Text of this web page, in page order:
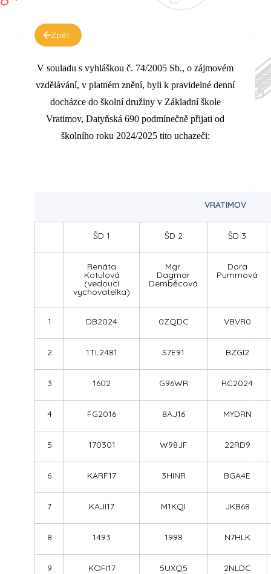
Zpět
V souladu s vyhláškou č. 74/2005 Sb., o zájmovém
vzdělávání, v platném znění, byli k pravidelné denní
docházce do školní družiny v Základní škole
Vratimov, Datyňská 690 podmínečně přijati od
školního roku 2024/2025 tito uchazeči:
VRATIMOV
ŠD 1 ŠD 2 ŠD 3
Renáta
Kotulová
(vedoucí
vychovatelka)
Mgr.
Dagmar
Demběcová
Dora
Pummová
1 DB2024 0ZQDC VBVR0
2 1TL2481 S7E91 BZGI2
3 1602 G96WR RC2024
4 FG2016 8AJ16 MYDRN
5 170301 W98JF 22RD9
6 KARF17 3HINR BGA4E
7 KAJI17 M1KQI JKB68
8 1493 1998 N7HLK
9 KOFI17 5UXQ5 2NLDC